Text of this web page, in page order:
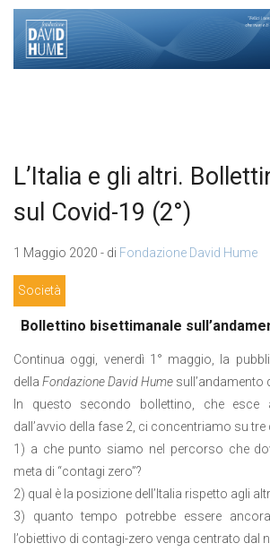
L’Italia e gli altri.
sul Covid-19 (2°)
1 Maggio 2020 - di Fondazione David Hume
Società
Bollettino bisettimanale
Continua oggi, venerdì 1° maggio, la
della Fondazione David Hume sull’andamento
In questo secondo bollettino, che esce
dall’avvio della fase 2, ci concentriamo su tre
1) a che punto siamo nel percorso che
meta di “contagi zero”?
2) qual è la posizione dell’Italia rispetto agli
3) quanto tempo potrebbe essere
l’obiettivo di contagi-zero venga centrato dal